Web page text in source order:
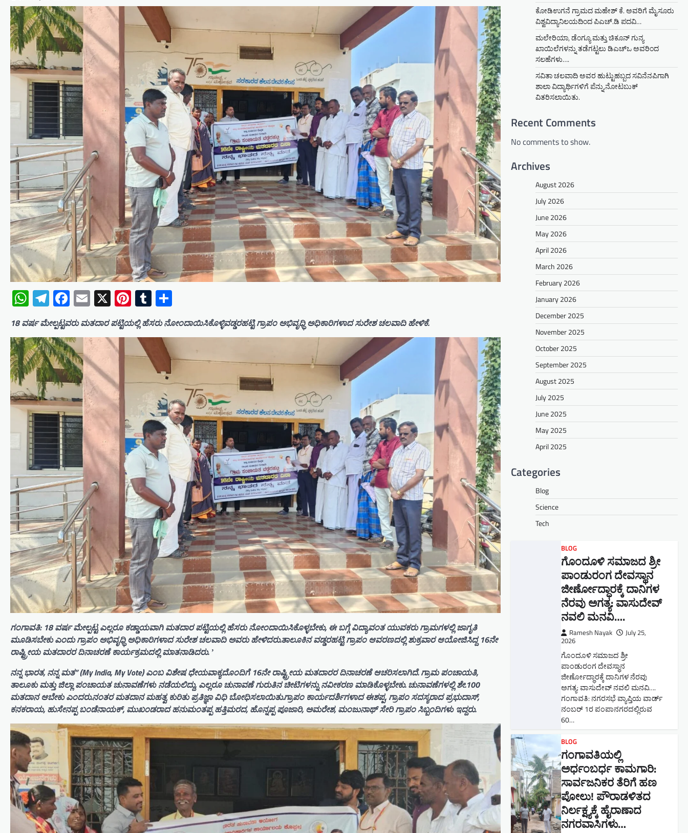
WhatsApp
Telegram
Facebook
Email
X Pinterest
Tumblr
18 ವರ್ಷ ಮೇಲ್ಪಟ್ಟವರು ಮತದಾರ ಪಟ್ಟಿಯಲ್ಲಿ ಹೆಸರು ನೋಂದಾಯಿಸಿಕೊಳ್ಳಿವಡ್ಡರಹಟ್ಟಿ ಗ್ರಾಪಂ ಅಭಿವೃಧ್ಧಿ ಅಧಿಕಾರಿಗಳಾದ ಸುರೇಶ ಚಲವಾದಿ ಹೇಳಿಕೆ.
ಗಂಗಾವತಿ: 18 ವರ್ಷ ಮೇಲ್ಪಟ್ಟ ಎಲ್ಲರೂ ಕಡ್ಡಾಯವಾಗಿ ಮತದಾರ ಪಟ್ಟಿಯಲ್ಲಿ ಹೆಸರು ನೋಂದಾಯಿಸಿಕೊಳ್ಳಬೇಕು, ಈ ಬಗ್ಗೆ ವಿದ್ಯಾವಂತ ಯುವಕರು ಗ್ರಾಮಗಳಲ್ಲಿ ಜಾಗೃತಿ
ಮೂಡಿಸಬೇಕು ಎಂದು ಗ್ರಾಪಂ ಅಭಿವೃಧ್ಧಿ ಅಧಿಕಾರಿಗಳಾದ ಸುರೇಶ ಚಲವಾದಿ ಅವರು ಹೇಳಿದರು.ತಾಲೂಕಿನ ವಡ್ಡರಹಟ್ಟಿ ಗ್ರಾಪಂ ಆವರಣದಲ್ಲಿ ಶುಕ್ರವಾರ ಆಯೋಜಿಸಿದ್ದ 16ನೇ
ರಾಷ್ಟ್ರೀಯ ಮತದಾರರ ದಿನಾಚರಣೆ ಕಾರ್ಯಕ್ರಮದಲ್ಲಿ ಮಾತನಾಡಿದರು. ʼ
ನನ್ನ ಭಾರತ, ನನ್ನ ಮತ” (My India, My Vote) ಎಂಬ ವಿಶೇಷ ಧೇಯವಾಕ್ಯದೊಂದಿಗೆ 16ನೇ ರಾಷ್ಟ್ರೀಯ ಮತದಾರರ ದಿನಾಚರಣೆ ಆಚರಿಸಲಾಗಿದೆ. ಗ್ರಾಮ ಪಂಚಾಯತಿ,
ತಾಲೂಕು ಮತ್ತು ಜಿಲ್ಲಾ ಪಂಚಾಯತ ಚುನಾವಣೆಗಳು ನಡೆಯಲಿದ್ದು, ಎಲ್ಲರೂ ಚುನಾವಣೆ ಗುರುತಿನ ಚೀಟಿಗಳನ್ನು ನವೀಕರಣ ಮಾಡಿಕೊಳ್ಳಬೇಕು. ಚುನಾವಣೆಗಳಲ್ಲಿ ಶೇ.100
ಮತದಾನ ಆಬೇಕು ಎಂದರು.ನಂತರ ಮತದಾನ ಮಹತ್ವ ಕುರಿತು ಪ್ರತಿಜ್ಞಾ ವಿಧಿ ಬೋಧಿಸಲಾಯಿತು.ಗ್ರಾಪಂ ಕಾರ್ಯದರ್ಶಿಗಳಾದ ಈಶಪ್ಪ, ಗ್ರಾಪಂ ಸದಸ್ಯರಾದ ಪ್ರಭುದಾಸ್,
ಕನಕರಾಯ, ಹುಸೇನಪ್ಪ ಬಂಡೆನಾಯಕ್, ಮುಖಂಡರಾದ ಹನುಮಂತಪ್ಪ ಹತ್ತಿಮರದ, ಹೊನ್ನಪ್ಪ ಪೂಜಾರಿ, ಅಮರೇಶ, ಮಂಜುನಾಥ್ ಸೇರಿ ಗ್ರಾಪಂ ಸಿಬ್ಬಂದಿಗಳು ಇದ್ದರು.
ಕೋಡಿಉಗನೆ ಗ್ರಾಮದ ಮಹೇಶ್ ಕೆ. ಅವರಿಗೆ ಮೈಸೂರು
ವಿಶ್ವವಿದ್ಯಾನಿಲಯದಿಂದ ಪಿಎಚ್.ಡಿ ಪದವಿ…
ಮಲೇರಿಯಾ, ಡೆಂಗ್ಯೂ ಮತ್ತು ಚಿಕೂನ್ ಗುನ್ಯ
ಖಾಯಿಲೆಗಳನ್ನು ತಡೆಗಟ್ಟಲು ಡಿಎಚ್‌ಒ ಅವರಿಂದ
ಸಲಹೆಗಳು….
ಸವಿತಾ ಚಲವಾದಿ ಅವರ ಹುಟ್ಟುಹಬ್ಬದ ಸವಿನೆನಪಿಗಾಗಿ
ಶಾಲಾ ವಿದ್ಯಾರ್ಥಿಗಳಿಗೆ ಪೆನ್ನು,ನೋಟಬುಕ್
ವಿತರಿಸಲಾಯಿತು.
Recent Comments
No comments to show.
Archives
August 2026
July 2026
June 2026
May 2026
April 2026
March 2026
February 2026
January 2026
December 2025
November 2025
October 2025
September 2025
August 2025
July 2025
June 2025
May 2025
April 2025
Categories
Blog
Science
Tech
BLOG
ಗೊಂದೂಳಿ ಸಮಾಜದ ಶ್ರೀ
ಪಾಂಡುರಂಗ ದೇವಸ್ಥಾನ
ಜೀರ್ಣೋದ್ಧಾರಕ್ಕೆ ದಾನಿಗಳ
ನೆರವು ಅಗತ್ಯ: ವಾಸುದೇವ್
ನವಲಿ ಮನವಿ​….
Ramesh Nayak
July 25,
2026
ಗೊಂದೂಳಿ ಸಮಾಜದ ಶ್ರೀ
ಪಾಂಡುರಂಗ ದೇವಸ್ಥಾನ
ಜೀರ್ಣೋದ್ಧಾರಕ್ಕೆ ದಾನಿಗಳ ನೆರವು
ಅಗತ್ಯ: ವಾಸುದೇವ್ ನವಲಿ ಮನವಿ​….
ಗಂಗಾವತಿ: ​ನಗರಸಭೆ ವ್ಯಾಪ್ತಿಯ ವಾರ್ಡ್
ನಂಬರ್ 1ರ ಪಂಪಾನಗರದಲ್ಲಿರುವ
60…
BLOG
ಗಂಗಾವತಿಯಲ್ಲಿ
ಅರ್ಧಂಬರ್ಧ ಕಾಮಗಾರಿ:
ಸಾರ್ವಜನಿಕರ ತೆರಿಗೆ ಹಣ
ಪೋಲು! ಪೌರಾಡಳಿತದ
ನಿರ್ಲಕ್ಷ್ಯಕ್ಕೆ ಹೈರಾಣಾದ
ನಗರವಾಸಿಗಳು​…